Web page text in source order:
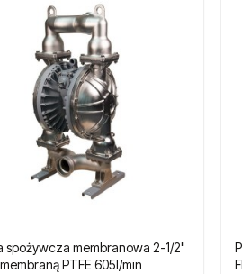
spożywcza membranowa 2-1/2"
PTFE 605l/min